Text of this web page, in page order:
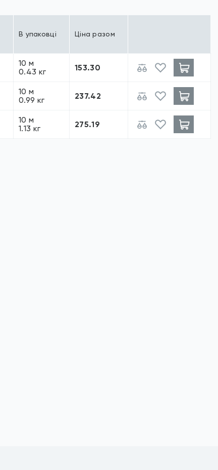
В упаковці Ціна разом
10 м
0.43 кг
153.30
10 м
0.99 кг
237.42
10 м
1.13 кг
275.19